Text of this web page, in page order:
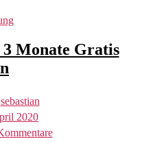
Monate Gratis
sebastian
2020
zu
Amazon